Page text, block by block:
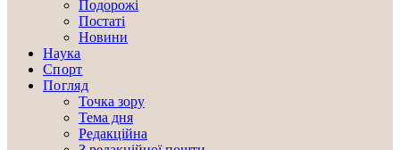
Подорожі
Постаті
Новини
Наука
Спорт
Погляд
Точка зору
Тема дня
Редакційна